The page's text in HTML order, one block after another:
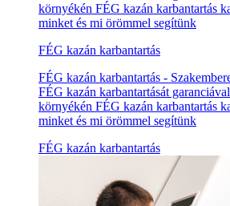
környékén FÉG kazán karbantartás
minket és mi örömmel segítünk
FÉG kazán karbantartás
FÉG kazán karbantartás -
FÉG kazán karbantartását
környékén FÉG kazán karbantartás
minket és mi örömmel segítünk
FÉG kazán karbantartás